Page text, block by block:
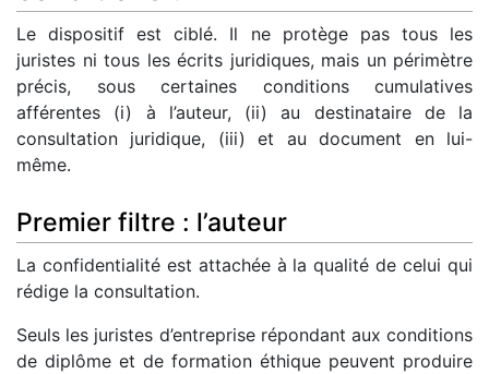
Le dispositif est ciblé. Il ne protège pas tous les
juristes ni tous les écrits juridiques, mais un périmètre
précis, sous certaines conditions cumulatives
afférentes (i) à l’auteur, (ii) au destinataire de la
consultation juridique, (iii) et au document en lui-
même.
Premier filtre : l’auteur
La confidentialité est attachée à la qualité de celui qui
rédige la consultation.
Seuls les juristes d’entreprise répondant aux conditions
de diplôme et de formation éthique peuvent produire